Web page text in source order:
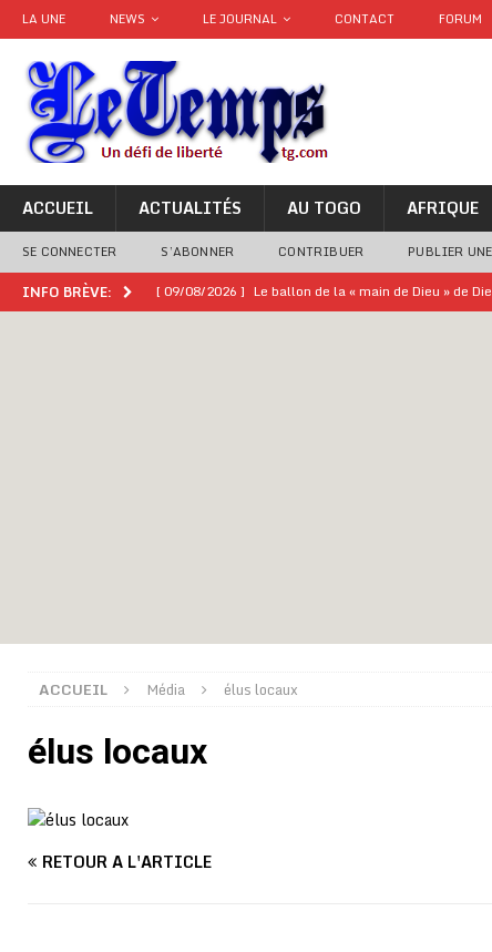
LA UNE NEWS LE JOURNAL CONTACT FORUM
ACCUEIL ACTUALITÉS AU TOGO AFRIQUE
SE CONNECTER S’ABONNER CONTRIBUER PUBLIER
INFO BRÈVE: [ 09/08/2026 ] Le ballon de la « main de Dieu » de
Côte d’Ivoire : le PDCI de Tidjane
[ 02/08/2026 ]
Une factrice arrêtée après avoir
[ 02/08/2026 ]
ACCUEIL Média élus locaux
élus locaux
RETOUR À L'ARTICLE